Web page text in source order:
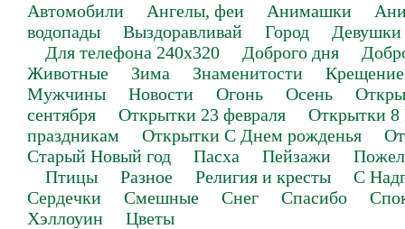
Автомобили Ангелы, феи Анимашки
водопады
Выздоравливай Город
Девушки
Для телефона 240х320
Доброго дня
Животные
Зима Знаменитости
Крещение
Мужчины
Новости Огонь Осень
сентября
Открытки 23 февраля
Открытки 8
праздникам
Открытки С Днем рожденья
Старый Новый год
Пасха Пейзажи
Птицы
Разное Религия и кресты
С
Сердечки
Смешные Снег Спасибо
Хэллоуин
Цветы